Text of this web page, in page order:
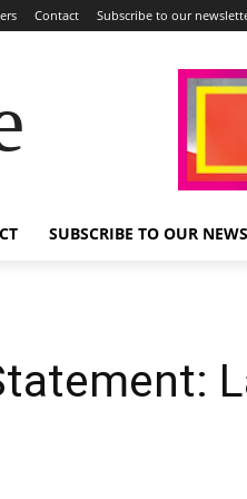
Contact Subscribe to our
SUBSCRIBE TO OUR